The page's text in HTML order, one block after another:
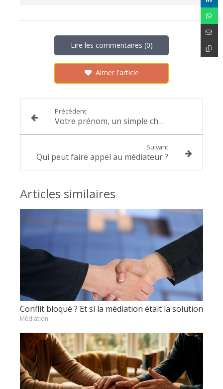
Lire les commentaires (0)
Aimer l'article
Précédent
Votre prénom, un simple choix ou un héritage invisible ?
Suivant
Qui peut faire appel au médiateur ?
Articles similaires
Conflit bloqué ? Et si la médiation était la solution
Médiation